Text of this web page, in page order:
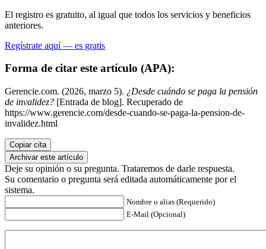
El registro es gratuito, al igual que todos los servicios y beneficios
anteriores.
Regístrate aquí — es gratis
Forma de citar este artículo (APA):
Gerencie.com. (2026, marzo 5). ¿Desde cuándo se paga la pensión
de invalidez? [Entrada de blog]. Recuperado de
https://www.gerencie.com/desde-cuando-se-paga-la-pension-de-
invalidez.html
Copiar cita
Archivar este artículo
Deje su opinión o su pregunta. Trataremos de darle respuesta.
Su comentario o pregunta será editada automáticamente por el
sistema.
Nombre o alias (Requerido)
E-Mail (Opcional)